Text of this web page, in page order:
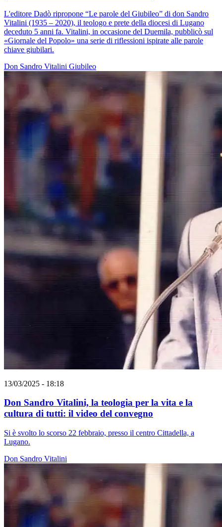
L'editore Dadò ripropone “Le parole del Giubileo” di don Sandro
Vitalini (1935 – 2020), il teologo e prete della diocesi di Lugano
deceduto 5 anni fa. Vitalini, in occasione del Duemila, pubblicò sul
«Giornale del Popolo» una serie di riflessioni ispirate alle parole
chiave giubilari.
Don Sandro Vitalini Giubileo
13/03/2025 - 18:18
Don Sandro Vitalini, la teologia per la vita e la
cultura di tutti: il video del convegno
Si è svolto lo scorso 22 febbraio, presso il centro Cittadella, a
Lugano.
Don Sandro Vitalini